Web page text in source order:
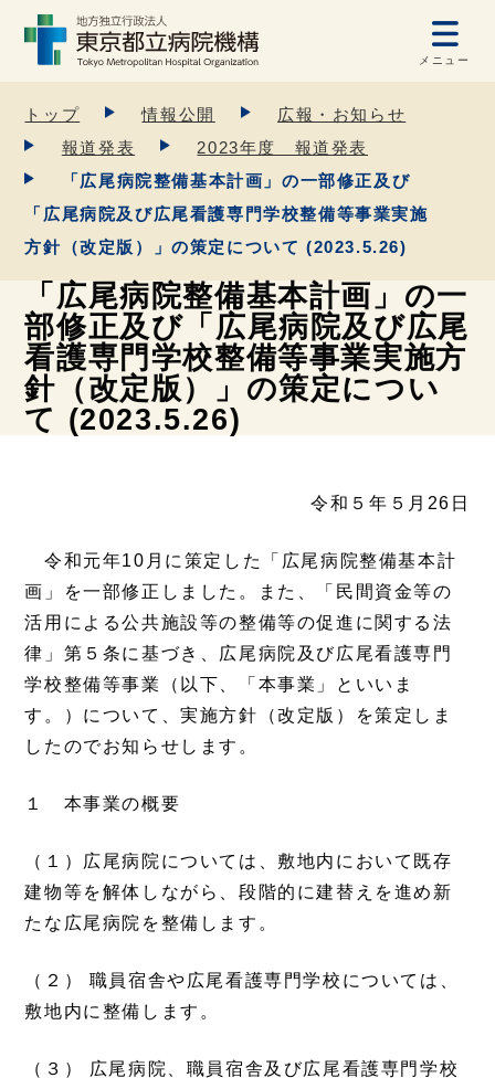
メニュー
トップ 情報公開
広報・お知らせ
報道発表
2023年度 報道発表
「広尾病院整備基本計画」の一部修正及び
「広尾病院及び広尾看護専門学校整備等事業実施
方針（改定版）」の策定について (2023.5.26)
「広尾病院整備基本計画」の一
部修正及び「広尾病院及び広尾
看護専門学校整備等事業実施方
針（改定版）」の策定につい
て (2023.5.26)
令和５年５月26日
令和元年10月に策定した「広尾病院整備基本計
画」を一部修正しました。また、「民間資金等の
活用による公共施設等の整備等の促進に関する法
律」第５条に基づき、広尾病院及び広尾看護専門
学校整備等事業（以下、「本事業」といいま
す。）について、実施方針（改定版）を策定しま
したのでお知らせします。
１ 本事業の概要
（１）広尾病院については、敷地内において既存
建物等を解体しながら、段階的に建替えを進め新
たな広尾病院を整備します。
（２） 職員宿舎や広尾看護専門学校については、
敷地内に整備します。
（３） 広尾病院、職員宿舎及び広尾看護専門学校